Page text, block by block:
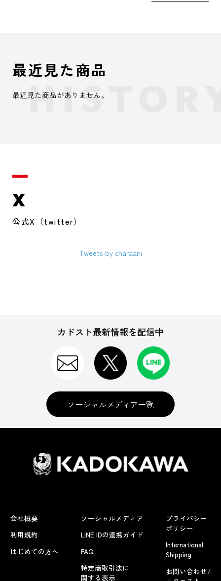
最近見た商品
最近見た商品がありません。
X
公式X（twitter）
Tweets by charaani
カドスト最新情報を配信中
ソーシャルメディア一覧
会社概要
利用規約
はじめての方へ
ソーシャルメディア
LINE IDの連携ガイド
FAQ
特定商取引法に
関する表示
プライバシー
ポリシー
International
Shipping
お問い合わせ/